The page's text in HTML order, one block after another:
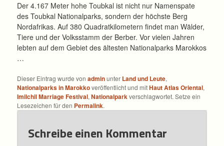
Der 4.167 Meter hohe Toubkal ist nicht nur Namenspate
des Toubkal Nationalparks, sondern der höchste Berg
Nordafrikas. Auf 380 Quadratkilometern findet man Wälder,
Tiere und der Volksstamm der Berber. Vor vielen Jahren
lebten auf dem Gebiet des ältesten Nationalparks Marokkos
…
Dieser Eintrag wurde vonadminunter Land und Leute,
Nationalparks in Marokkoveröffentlicht und mitHaut Atlas Oriental,
Imilchil Marriage Festival,Nationalparkverschlagwortet. Setze ein
Lesezeichen für den Permalink.
Schreibe einen Kommentar